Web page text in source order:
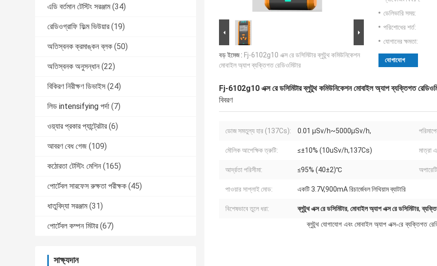
এডি বর্তমান টেস্টিং সরঞ্জাম (34)
রেডিওগ্রাফি ফিল্ম ভিউয়ার (19)
অতিস্বনক ক্রমাঙ্কন ব্লক (50)
অতিস্বনক অনুসন্ধান (22)
বিকিরণ নিরীক্ষণ ডিভাইস (24)
লিড intensifying পর্দা (7)
ওয়্যার প্রকার প্যান্ট্রেটার (6)
আবরণ বেধ গেজ (109)
কঠোরতা টেস্টিং মেশিন (165)
পোর্টেবল সারফেস রুক্ষতা পরীক্ষক (45)
ধাতুবিদ্যা সরঞ্জাম (31)
পোর্টেবল কম্পন মিটার (67)
সাক্ষ্যদান
বড় ইমেজ : Fj-6102g10 এক্স রে ডসিমিটার ব্লুটুথ কমিউনিকেশন
মোবাইল অ্যাপ ব্যক্তিগত রেডিওমিটার
ডেলিভারি সময়:
পরিশোধের শর্ত:
যোগানের ক্ষমতা:
যোগাযোগ
Fj-6102g10 এক্স রে ডসিমিটার ব্লুটুথ কমিউনিকেশন মোবাইল অ্যাপ ব্যক্তিগত
বিবরণ
ডোজ সমতুল্য হার (137Cs): 0.01 μSv/h~5000μSv/h,
মৌলিক আপেক্ষিক ত্রুটি: ≤±10% (10uSv/h,137Cs) মাত্রা
আর্দ্রতা পরিসীমা: ≤95% (40±2)℃
পাওয়ার সাপ্লাই মোড: একটি 3.7V,900mA রিচার্জেবল লিথিয়াম ব্যাটারি
বিশেষভাবে তুলে ধরা: ব্লুটুথ এক্স রে ডসিমিটার, মোবাইল অ্যাপ এক্স রে ডসিমিটার,
ব্লুটুথ যোগাযোগ এবং মোবাইল অ্যাপ এক্স-রে ব্যক্তিগত